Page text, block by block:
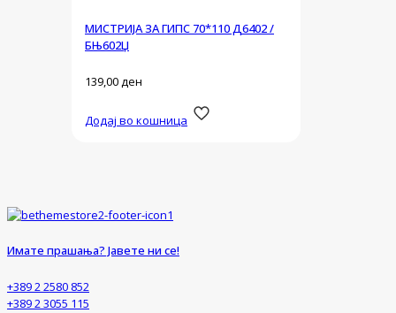
МИСТРИЈА ЗА ГИПС 70*110 Д6402 /
БЊ602Џ
139,00ден
Додај во кошница
Имате прашања? Јавете ни се!
+389 2 2580 852
+389 2 3055 115